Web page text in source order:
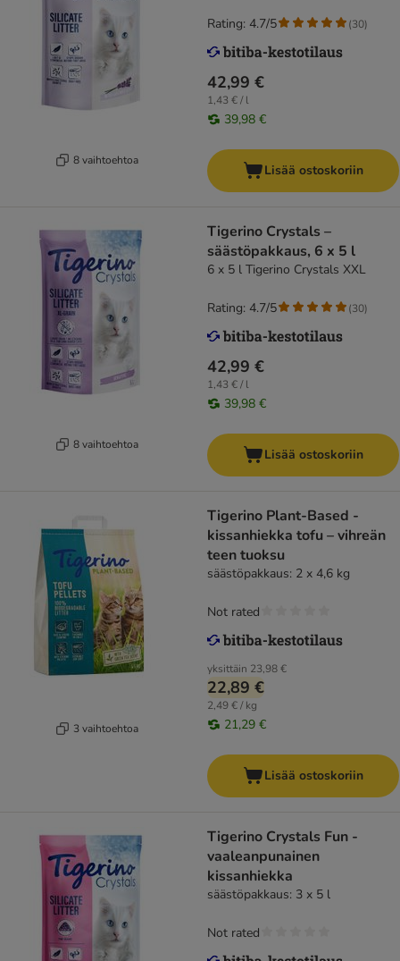
8 vaihtoehtoa
42,99 €
1,43 € / l
39,98 €
Rating: 4.7/5 (30)
Lisää ostoskoriin
8 vaihtoehtoa
Tigerino Crystals –
säästöpakkaus, 6 x 5 l
6 x 5 l Tigerino Crystals XXL
42,99 €
1,43 € / l
39,98 €
Rating: 4.7/5 (30)
Lisää ostoskoriin
3 vaihtoehtoa
Tigerino Plant-Based -
kissanhiekka tofu – vihreän
teen tuoksu
säästöpakkaus: 2 x 4,6 kg
yksittäin 23,98 €
22,89 €
2,49 € / kg
21,29 €
Not rated
Lisää ostoskoriin
Tigerino Crystals Fun -
vaaleanpunainen
kissanhiekka
säästöpakkaus: 3 x 5 l
Not rated